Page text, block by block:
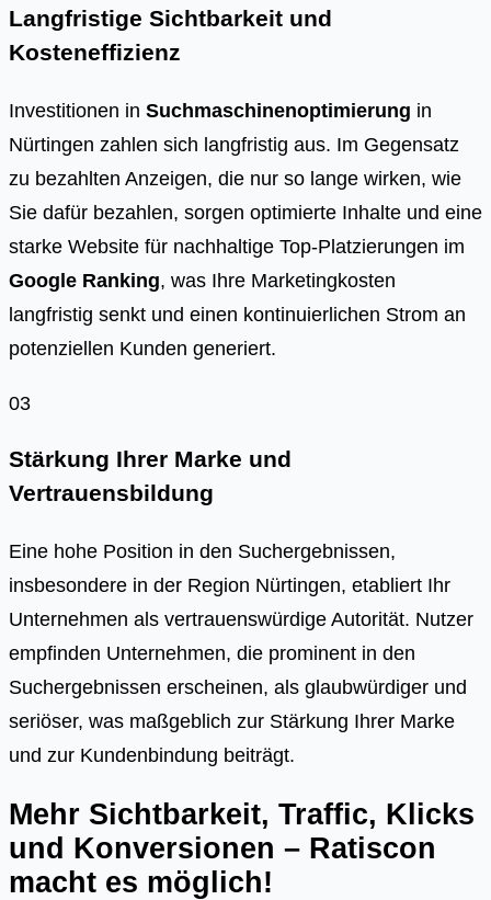
Langfristige Sichtbarkeit und
Kosteneffizienz
Investitionen in Suchmaschinenoptimierung in
Nürtingen zahlen sich langfristig aus. Im Gegensatz
zu bezahlten Anzeigen, die nur so lange wirken, wie
Sie dafür bezahlen, sorgen optimierte Inhalte und eine
starke Website für nachhaltige Top-Platzierungen im
Google Ranking, was Ihre Marketingkosten
langfristig senkt und einen kontinuierlichen Strom an
potenziellen Kunden generiert.
03
Stärkung Ihrer Marke und
Vertrauensbildung
Eine hohe Position in den Suchergebnissen,
insbesondere in der Region Nürtingen, etabliert Ihr
Unternehmen als vertrauenswürdige Autorität. Nutzer
empfinden Unternehmen, die prominent in den
Suchergebnissen erscheinen, als glaubwürdiger und
seriöser, was maßgeblich zur Stärkung Ihrer Marke
und zur Kundenbindung beiträgt.
Mehr Sichtbarkeit, Traffic, Klicks
und Konversionen – Ratiscon
macht es möglich!